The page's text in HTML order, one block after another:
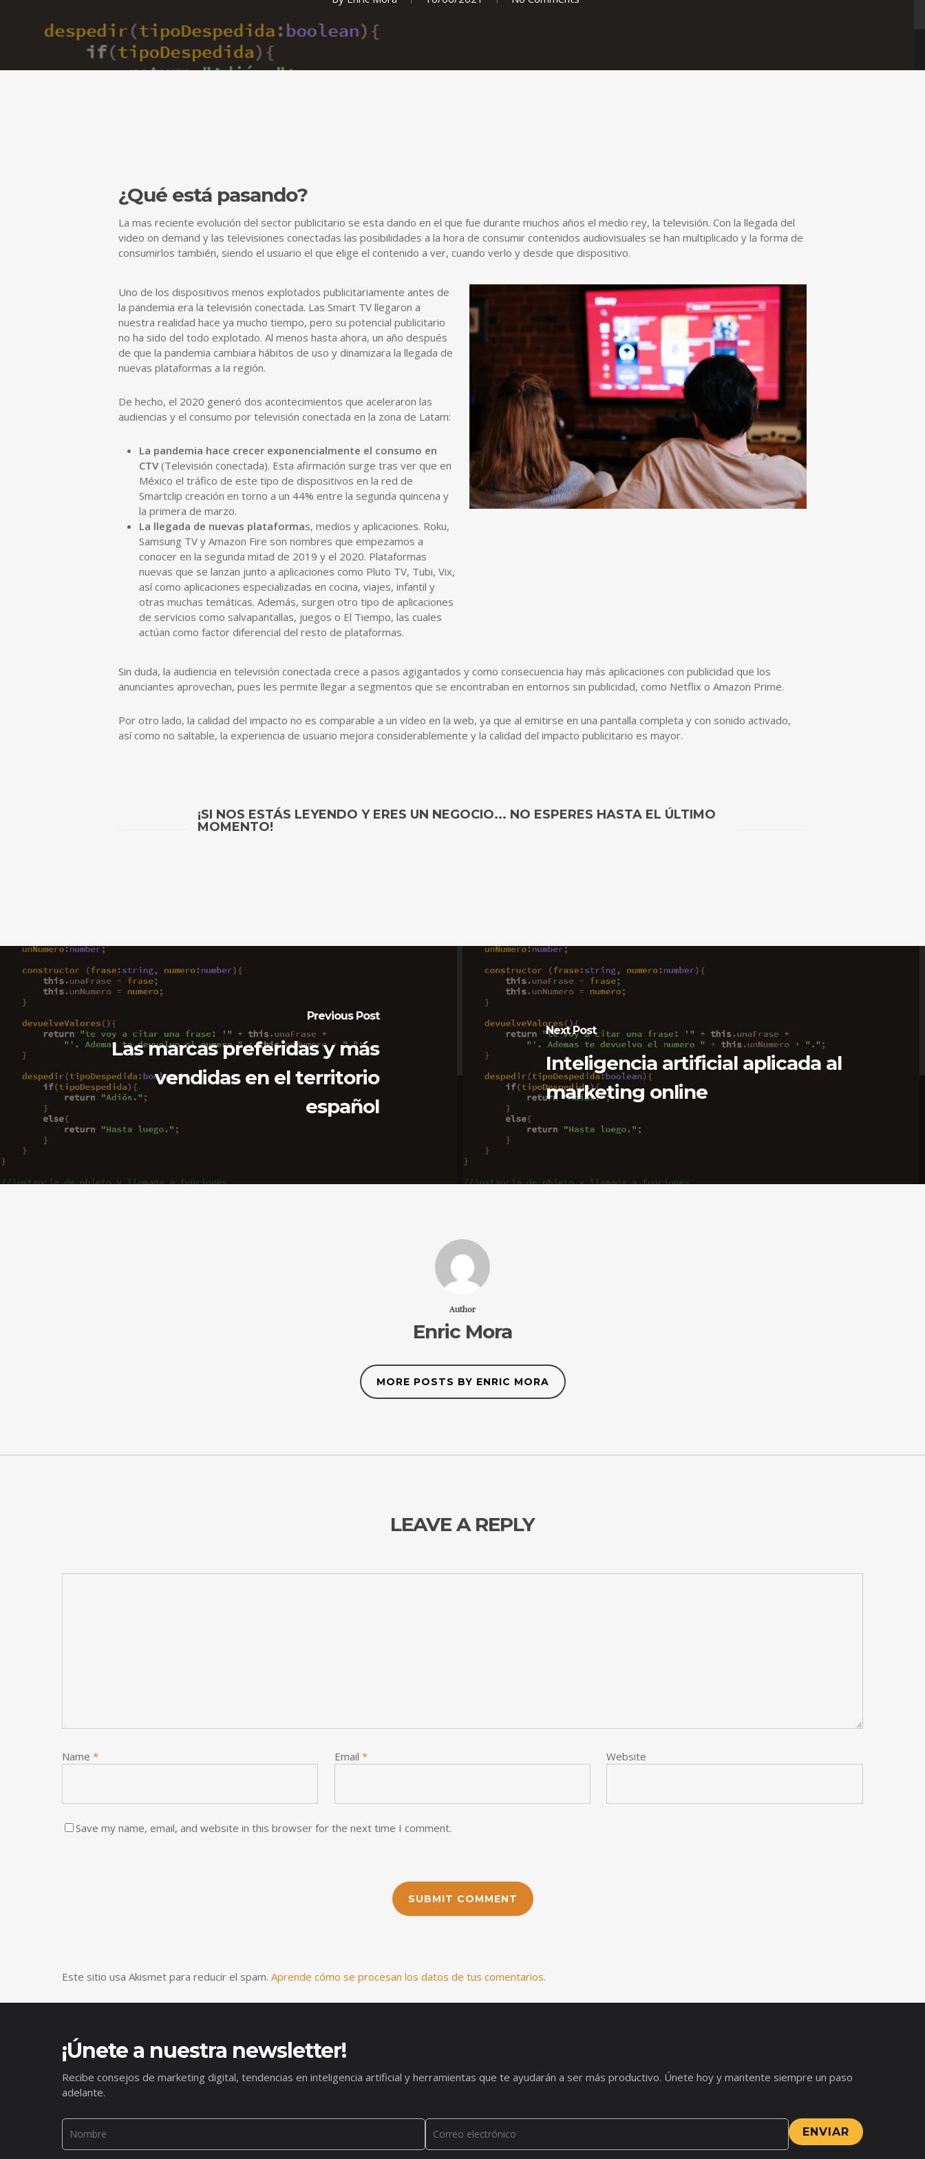
¿Qué está pasando?
La mas reciente evolución del sector publicitario se esta dando en el que fue durante muchos años el medio rey, la televisión. Con la llegada del
video on demand y las televisiones conectadas las posibilidades a la hora de consumir contenidos audiovisuales se han multiplicado y la forma de
consumirlos también, siendo el usuario el que elige el contenido a ver, cuando verlo y desde que dispositivo.
Uno de los dispositivos menos explotados publicitariamente antes de
la pandemia era la televisión conectada. Las Smart TV llegaron a
nuestra realidad hace ya mucho tiempo, pero su potencial publicitario
no ha sido del todo explotado. Al menos hasta ahora, un año después
de que la pandemia cambiara hábitos de uso y dinamizara la llegada de
nuevas plataformas a la región.
De hecho, el 2020 generó dos acontecimientos que aceleraron las
audiencias y el consumo por televisión conectada en la zona de Latam:
La pandemia hace crecer exponencialmente el consumo en
CTV(Televisión conectada). Esta afirmación surge tras ver que en
México el tráfico de este tipo de dispositivos en la red de
Smartclip creación en torno a un 44% entre la segunda quincena y
la primera de marzo.
La llegada de nuevas plataformas, medios y aplicaciones. Roku,
Samsung TV y Amazon Fire son nombres que empezamos a
conocer en la segunda mitad de 2019 y el 2020. Plataformas
nuevas que se lanzan junto a aplicaciones como Pluto TV, Tubi, Vix,
así como aplicaciones especializadas en cocina, viajes, infantil y
otras muchas temáticas. Además, surgen otro tipo de aplicaciones
de servicios como salvapantallas, juegos o El Tiempo, las cuales
actúan como factor diferencial del resto de plataformas.
Sin duda, la audiencia en televisión conectada crece a pasos agigantados y como consecuencia hay más aplicaciones con publicidad que los
anunciantes aprovechan, pues les permite llegar a segmentos que se encontraban en entornos sin publicidad, como Netflix o Amazon Prime.
Por otro lado, la calidad del impacto no es comparable a un vídeo en la web, ya que al emitirse en una pantalla completa y con sonido activado,
así como no saltable, la experiencia de usuario mejora considerablemente y la calidad del impacto publicitario es mayor.
¡SI NOS ESTÁS LEYENDO Y ERES UN NEGOCIO... NO ESPERES HASTA EL ÚLTIMO
MOMENTO!
Previous Post
Las marcas preferidas y más
vendidas en el territorio
español
Next Post
Inteligencia artificial aplicada al
marketing online
Author
Enric Mora
MORE POSTS BY ENRIC MORA
LEAVE A REPLY
Name * Email * Website
Save my name, email, and website in this browser for the next time I comment.
Este sitio usa Akismet para reducir el spam. Aprende cómo se procesan los datos de tus comentarios.
¡Únete a nuestra newsletter!
Recibe consejos de marketing digital, tendencias en inteligencia artificial y herramientas que te ayudarán a ser más productivo. Únete hoy y mantente siempre un paso
adelante.
ENVIAR